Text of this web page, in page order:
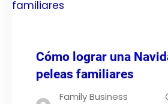
Cómo lograr una
peleas familiares
Family Business